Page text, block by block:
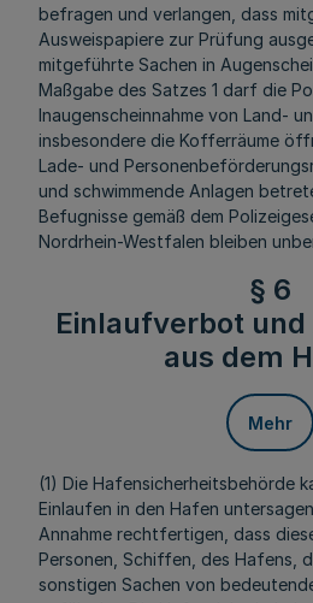
befragen und verlangen, dass
Ausweispapiere zur Prüfung
mitgeführte Sachen in
Maßgabe des Satzes 1 darf die
Inaugenscheinnahme von Land-
insbesondere die Kofferräume
Lade- und
und schwimmende Anlagen
Befugnisse gemäß dem
Nordrhein-Westfalen bleiben
§ 6
Einlaufverbot
aus dem
Mehr
(1) Die Hafensicherheitsbehörde
Einlaufen in den Hafen
Annahme rechtfertigen, dass
Personen, Schiffen, des Hafens,
sonstigen Sachen von